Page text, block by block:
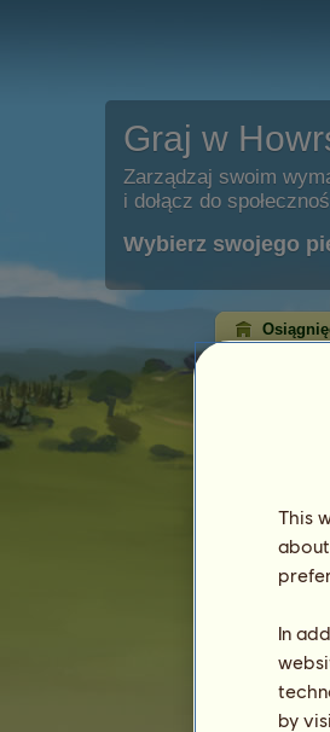
Graj w
Zarządzaj swoim
i dołącz do
Wybierz swojego
Ranking
Ten ranking
osiągnięć są
Ostatnia
Zawody
This
In
by